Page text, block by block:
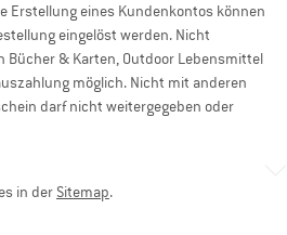
Erstellung eines Kundenkontos können
eingelöst werden. Nicht
Bücher & Karten, Outdoor Lebensmittel
möglich. Nicht mit anderen
darf nicht weitergegeben oder
in der Sitemap.